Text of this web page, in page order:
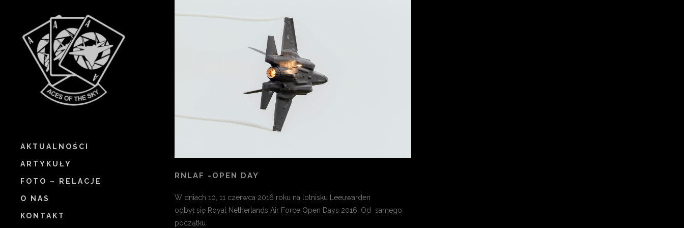
AKTUALNOŚCI
ARTYKUŁY
FOTO – RELACJE
O NAS
KONTAKT
RNLAF -OPEN DAY
W dniach 10, 11 czerwca 2016 roku na lotnisku Leeuwarden
odbył się Royal Netherlands Air Force Open Days 2016. Od samego
początku